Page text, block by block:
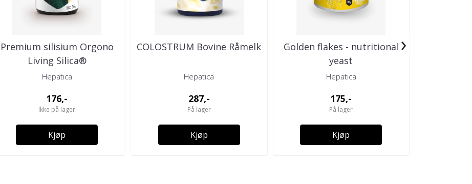
Premium silisium Orgono
Living Silica®
Hepatica
176,-
Ikke på lager
Kjøp
COLOSTRUM Bovine Råmelk
Hepatica
287,-
På lager
Kjøp
Golden flakes - nutritional
yeast
Hepatica
175,-
På lager
Kjøp
›